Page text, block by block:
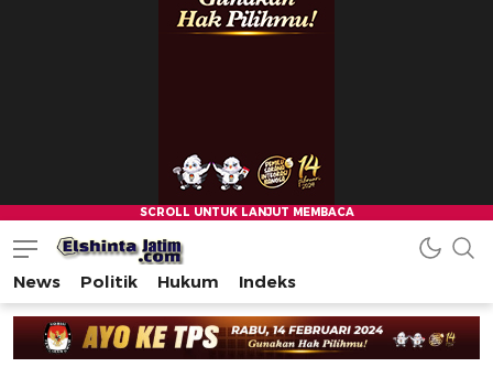
News Politik Hukum Indeks